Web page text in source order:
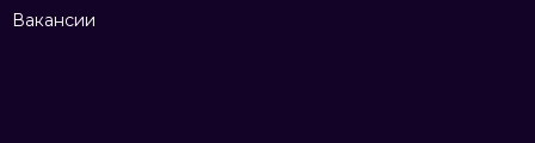
Вакансии